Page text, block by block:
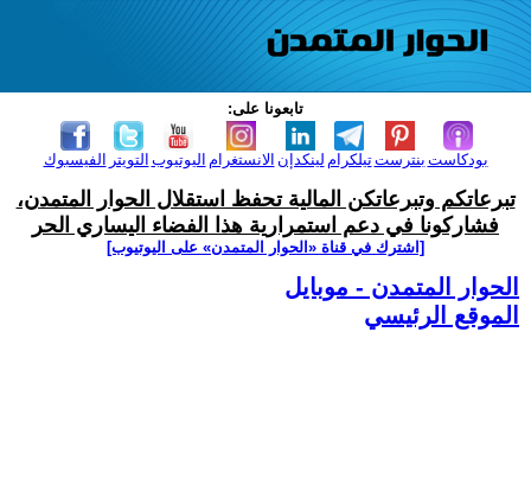
تابعونا على:
الفيسبوك التويتر اليوتيوب الانستغرام لينكدإن تيلكرامبنترست بودكاست
تبرعاتكم وتبرعاتكن المالية تحفظ استقلال الحوار المتمدن،
فشاركونا في دعم استمرارية هذا الفضاء اليساري الحر
[اشترك في قناة ‫«الحوار المتمدن» على اليوتيوب]
الحوار المتمدن - موبايل
الموقع الرئيسي